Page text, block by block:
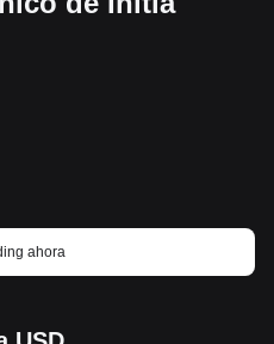
ahora